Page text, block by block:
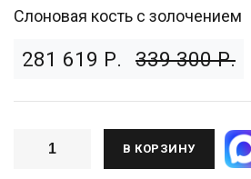
Слоновая кость с золочением
281 619 Р. 339 300 Р.
В КОРЗИНУ